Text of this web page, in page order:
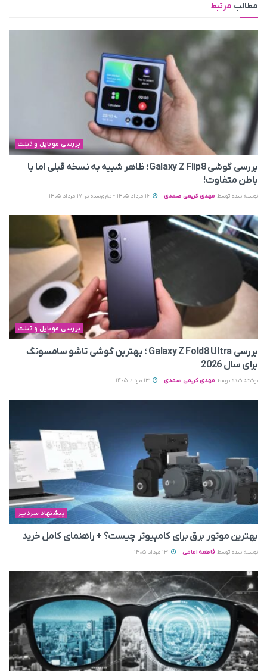
مطالب مرتبط
بررسی موبایل و تبلت
بررسی گوشی Galaxy Z Flip8؛ ظاهر شبیه به نسخه قبلی اما با
باطن متفاوت!
نوشته شده توسط مهدی کریمی صمدی
بررسی موبایل و تبلت
بررسی Galaxy Z Fold8 Ultra ؛ بهترین گوشی تاشو سامسونگ
برای سال 2026
نوشته شده توسط مهدی کریمی صمدی
پیشنهاد سردبیر
بهترین موتور برق برای کامپیوتر چیست؟ + راهنمای کامل خرید
نوشته شده توسط فاطمه امامی